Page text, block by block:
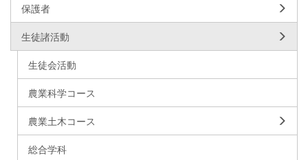
保護者
生徒諸活動
生徒会活動
農業科学コース
農業土木コース
総合学科